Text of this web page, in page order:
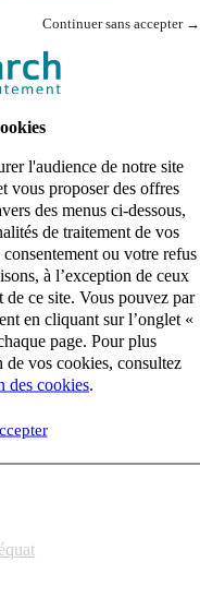
Continuer sans accepter →
l'audience de notre site
vous proposer des offres
des menus ci-dessous,
de traitement de vos
ou votre refus
à l’exception de ceux
de ce site. Vous pouvez par
en cliquant sur l’onglet «
page. Pour plus
vos cookies, consultez
des cookies